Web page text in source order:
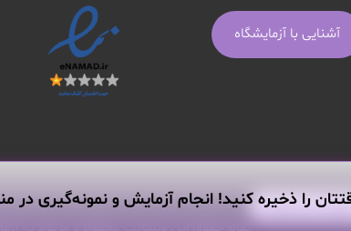
از من بپرس!
آشنایی با آزمایشگاه
را ذخیره کنید! انجام آزمایش و نمونه‌گیری در